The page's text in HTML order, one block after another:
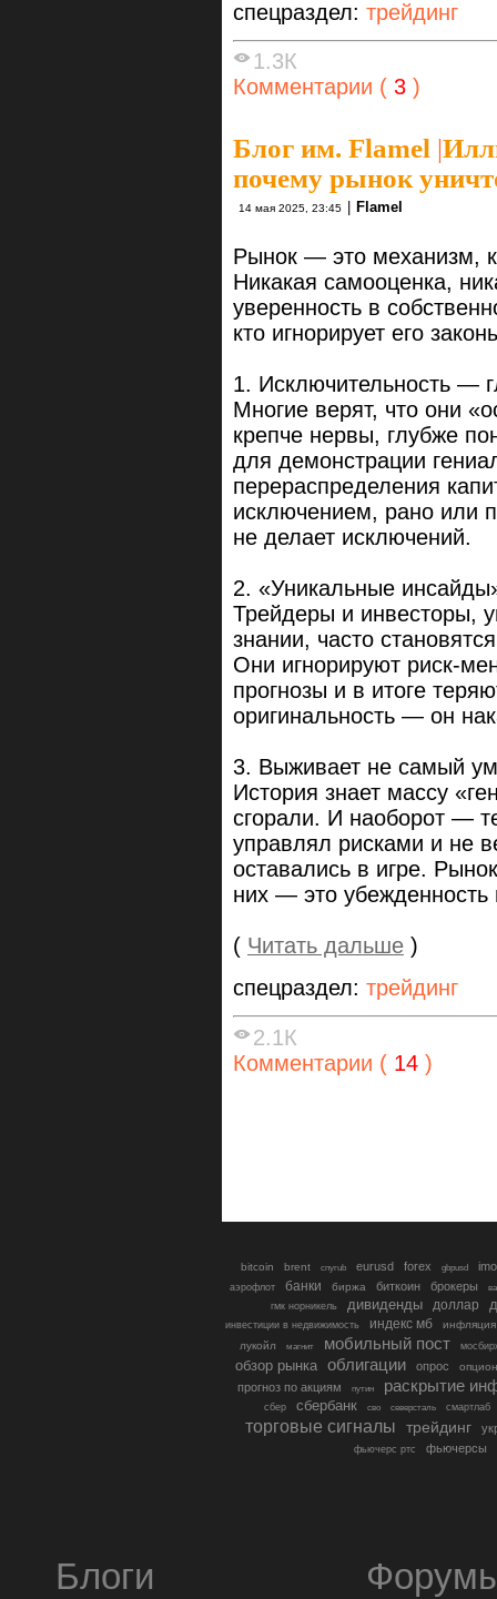
спецраздел: трейдинг
1.3К
Комментарии ( 3 )
Блог им. Flamel |
почему рынок
14 мая 2025, 23:45 Flamel
Рынок — это механизм,
Никакая самооценка,
уверенность в
кто игнорирует его
1. Исключительность —
Многие верят, что они
крепче нервы, глубже
для демонстрации
перераспределения
исключением, рано или
не делает исключений.
2. «Уникальные
Трейдеры и инвесторы,
знании, часто
Они игнорируют риск-
прогнозы и в итоге
оригинальность — он
3. Выживает не самый
История знает массу
сгорали. И наоборот —
управлял рисками и не
оставались в игре.
них — это
( Читать дальше )
спецраздел: трейдинг
2.1К
Комментарии ( 14 )
bitcoin brent cnyrub eurusd forex gbpusd
аэрофлот банки биржа биткоин брокеры
гмк норникель
дивиденды доллар
инвестиции в недвижимость индекс мб
инфляция
лукойл
магнит мобильный пост
обзор рынка облигации опрос
прогноз по акциям путин раскрытие
сбер сбербанк сво северсталь смартлаб
торговые сигналы трейдинг
фьючерс ртс фьючерсы
Блоги